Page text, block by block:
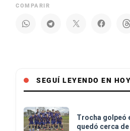
COMPARIR
SEGUÍ LEYENDO EN
Trocha golpeó
quedó cerca